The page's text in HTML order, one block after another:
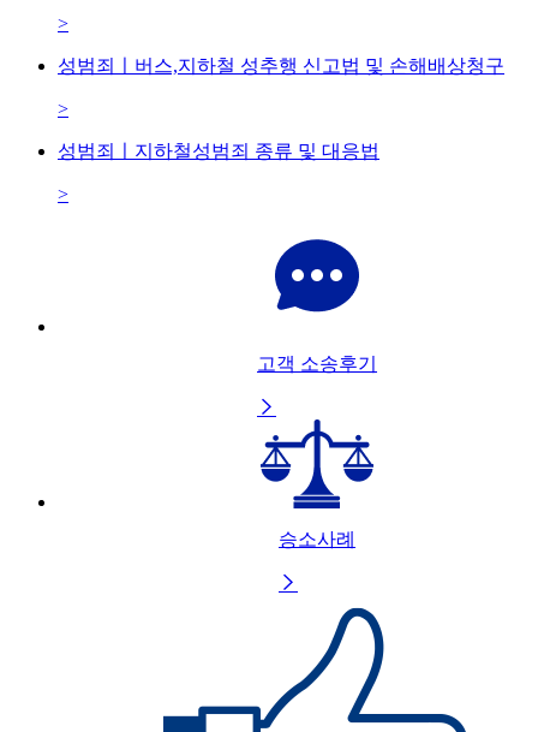
>
성범죄ㅣ버스,지하철 성추행 신고법 및 손해배상청구
>
성범죄ㅣ지하철성범죄 종류 및 대응법
>
고객 소송후기

승소사례
